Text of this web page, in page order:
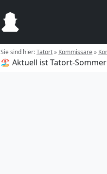
Sie sind hier:Tatort» Kommissare»
🏖️ Aktuell ist Tatort-